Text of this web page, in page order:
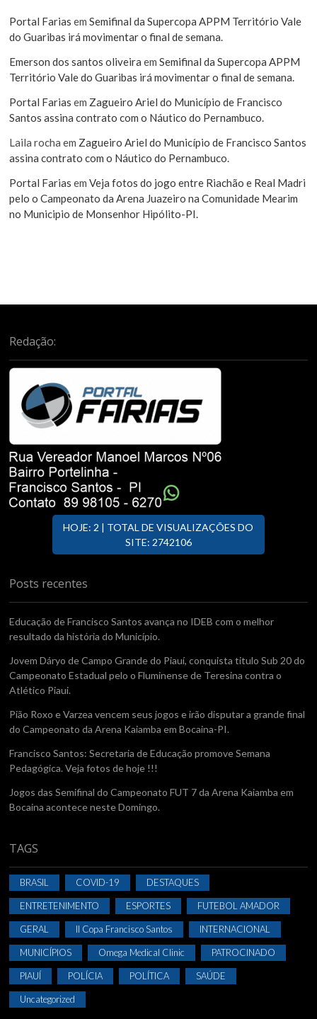
Portal Farias emSemifinal da Supercopa APPM Território Vale
do Guaribas irá movimentar o final de semana.
Emerson dos santos oliveira emSemifinal da Supercopa APPM
Território Vale do Guaribas irá movimentar o final de semana.
Portal Farias em Zagueiro Ariel do Município de Francisco
Santos assina contrato com o Náutico do Pernambuco.
Laila rocha em Zagueiro Ariel do Município de Francisco Santos
assina contrato com o Náutico do Pernambuco.
Portal Farias emVeja fotos do jogo entre Riachão e Real Madri
pelo o Campeonato da Arena Juazeiro na Comunidade Mearim
no Municipio de Monsenhor Hipólito-PI.
Redação:
HOJE: 2 | TOTAL DE VISUALIZAÇÕES DO
SITE: 2742106
Posts recentes
Educação de Francisco Santos avança no IDEB com o melhor
resultado da história do Município.
Jovem Dáryo de Campo Grande do Piauí, conquista titulo Sub 20 do
Campeonato Estadual pelo o Fluminense de Teresina contra o
Atlético Piaui.
Pião Roxo e Varzea vencem seus jogos e irão disputar a grande final
do Campeonato da Arena Kaiamba em Bocaina-PI.
Francisco Santos: Secretaria de Educação promove Semana
Pedagógica. Veja fotos de hoje !!!
Jogos das Semifinal do Campeonato FUT 7 da Arena Kaiamba em
Bocaina acontece neste Domingo.
TAGS
BRASIL COVID-19 DESTAQUES
ENTRETENIMENTO ESPORTES FUTEBOL AMADOR
GERAL II Copa Francisco Santos INTERNACIONAL
MUNICÍPIOS Omega Medical Clinic PATROCINADO
PIAUÍ POLÍCIA POLÍTICA SAÚDE
Uncategorized